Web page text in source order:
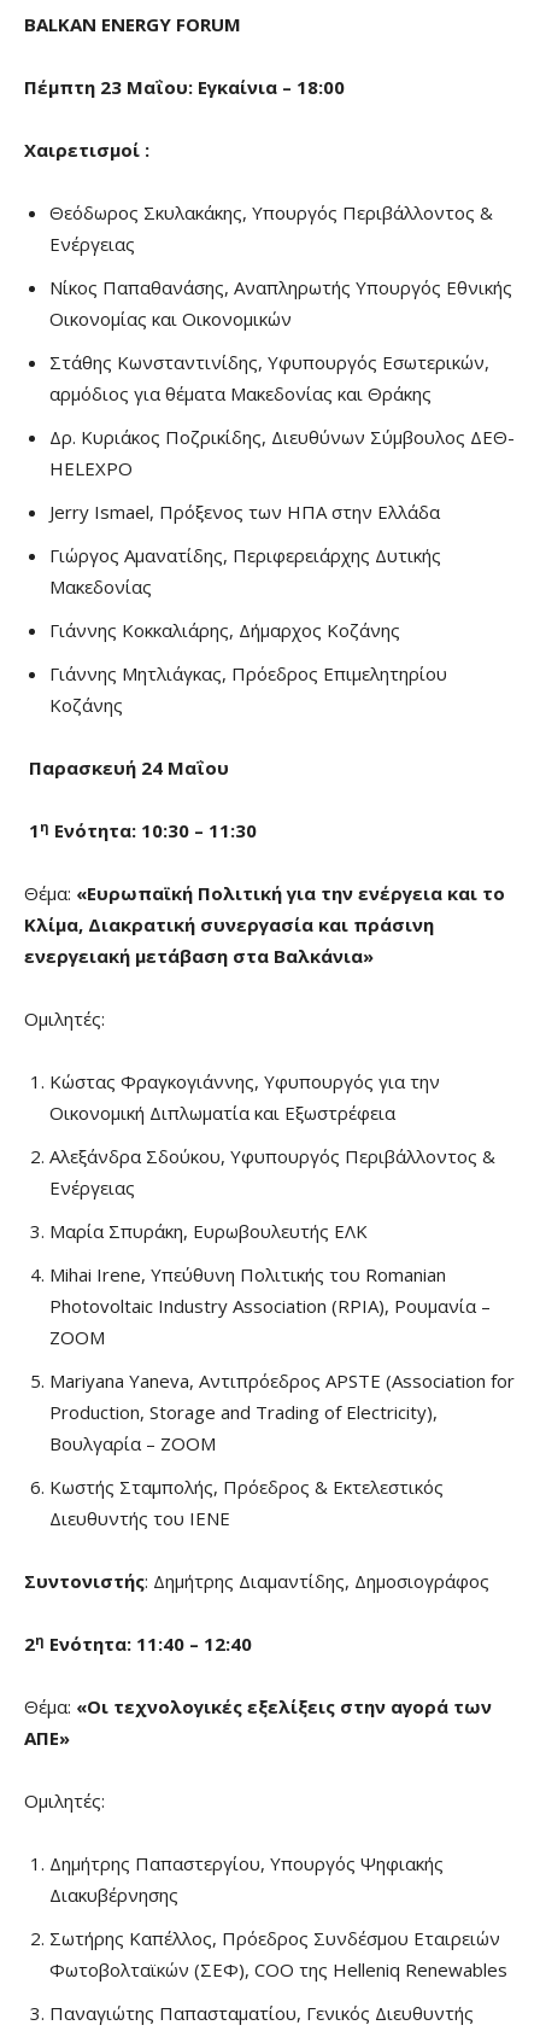
BALKAN ENERGY FORUM
Πέμπτη 23 Μαΐου: Εγκαίνια – 18:00
Χαιρετισμοί :
Θεόδωρος Σκυλακάκης, Υπουργός Περιβάλλοντος &
Ενέργειας
Νίκος Παπαθανάσης, Αναπληρωτής Υπουργός Εθνικής
Οικονομίας και Οικονομικών
Στάθης Κωνσταντινίδης, Υφυπουργός Εσωτερικών,
αρμόδιος για θέματα Μακεδονίας και Θράκης
Δρ. Κυριάκος Ποζρικίδης, Διευθύνων Σύμβουλος ΔΕΘ-
HELEXPO
Jerry Ismael, Πρόξενος των ΗΠΑ στην Ελλάδα
Γιώργος Αμανατίδης, Περιφερειάρχης Δυτικής
Μακεδονίας
Γιάννης Κοκκαλιάρης, Δήμαρχος Κοζάνης
Γιάννης Μητλιάγκας, Πρόεδρος Επιμελητηρίου
Κοζάνης
Παρασκευή 24 Μαΐου
1 η Ενότητα: 10:30 – 11:30
Θέμα: «Ευρωπαϊκή Πολιτική για την ενέργεια και το
Κλίμα, Διακρατική συνεργασία και πράσινη
ενεργειακή μετάβαση στα Βαλκάνια»
Ομιλητές:
Κώστας Φραγκογιάννης, Υφυπουργός για την
Οικονομική Διπλωματία και Εξωστρέφεια
Αλεξάνδρα Σδούκου, Υφυπουργός Περιβάλλοντος &
Ενέργειας
Μαρία Σπυράκη, Ευρωβουλευτής ΕΛΚ
Mihai Irene, Υπεύθυνη Πολιτικής του Romanian
Photovoltaic Industry Association (RPIA), Ρουμανία –
ZOOM
Mariyana Yaneva, Αντιπρόεδρος APSTE (Association for
Production, Storage and Trading of Electricity),
Βουλγαρία – ZOOM
Κωστής Σταμπολής, Πρόεδρος & Εκτελεστικός
Διευθυντής του IENΕ
Συντονιστής: Δημήτρης Διαμαντίδης, Δημοσιογράφος
2η Ενότητα: 11:40 – 12:40
Θέμα: «Οι τεχνολογικές εξελίξεις στην αγορά των
AΠE»
Ομιλητές:
Δημήτρης Παπαστεργίου, Υπουργός Ψηφιακής
Διακυβέρνησης
Σωτήρης Καπέλλος, Πρόεδρος Συνδέσμου Εταιρειών
Φωτοβολταϊκών (ΣΕΦ), COO της Helleniq Renewables
Παναγιώτης Παπασταματίου, Γενικός Διευθυντής